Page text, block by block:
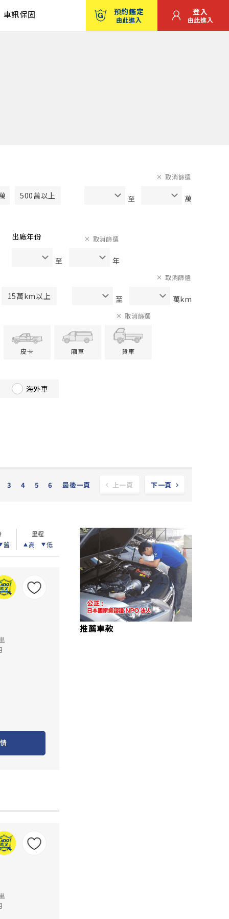
車訊保固 預約鑑定
由此進入
登入
由此進入
500萬以上 至 萬
取消篩選
出廠年份
至 年
取消篩選
15萬km以上 至 萬km
取消篩選
皮卡 廂車 貨車
取消篩選
海外車
3 4 5 6 最後一頁 上一頁 下一頁
舊
里程
高
低
推薦車款